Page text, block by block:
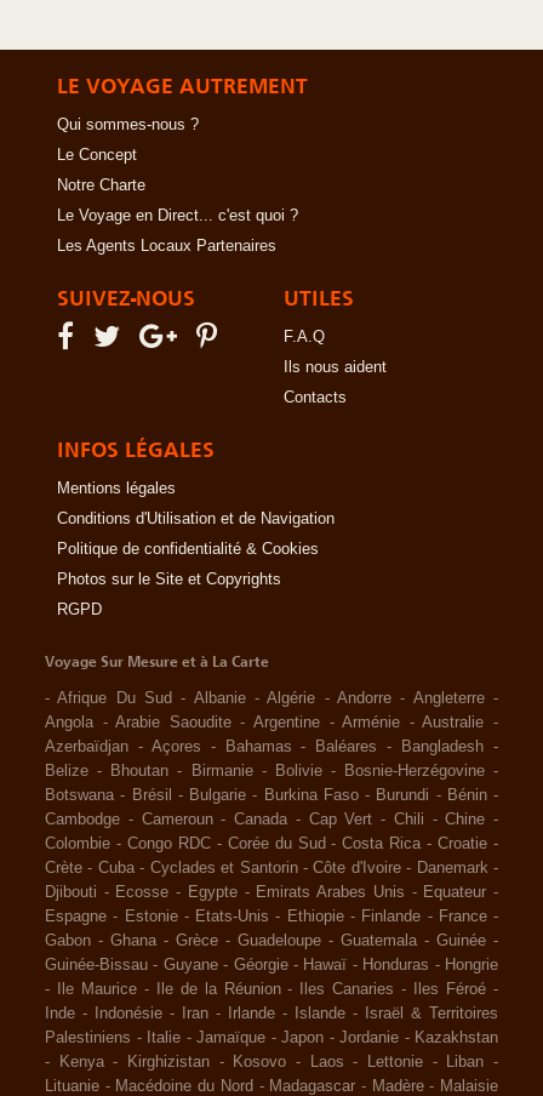
LE VOYAGE AUTREMENT
Qui sommes-nous ?
Le Concept
Notre Charte
Le Voyage en Direct... c'est quoi ?
Les Agents Locaux Partenaires
SUIVEZ-NOUS UTILES
F.A.Q
Ils nous aident
Contacts
INFOS LÉGALES
Mentions légales
Conditions d'Utilisation et de Navigation
Politique de confidentialité & Cookies
Photos sur le Site et Copyrights
RGPD
Voyage Sur Mesure et à La Carte
-Afrique Du Sud - Albanie -Algérie -Andorre - Angleterre -
Angola -Arabie Saoudite -Argentine -Arménie -Australie -
Azerbaïdjan - Açores - Bahamas - Baléares - Bangladesh -
Belize - Bhoutan - Birmanie - Bolivie - Bosnie-Herzégovine -
Botswana - Brésil - Bulgarie - Burkina Faso - Burundi - Bénin -
Cambodge - Cameroun - Canada - Cap Vert - Chili -Chine -
Colombie - Congo RDC - Corée du Sud -Costa Rica -Croatie -
Crète - Cuba - Cyclades et Santorin -Côte d'Ivoire - Danemark -
Djibouti - Ecosse - Egypte - Emirats Arabes Unis - Equateur -
Espagne - Estonie - Etats-Unis - Ethiopie - Finlande - France -
Gabon - Ghana - Grèce - Guadeloupe - Guatemala - Guinée -
Guinée-Bissau - Guyane - Géorgie - Hawaï - Honduras - Hongrie
-
Ile Maurice - Ile de la Réunion - Iles Canaries - Iles Féroé -
Inde - Indonésie - Iran - Irlande - Islande -
Israël & Territoires
Palestiniens - Italie - Jamaïque - Japon - Jordanie - Kazakhstan
-
Kenya - Kirghizistan - Kosovo - Laos - Lettonie - Liban -
Lituanie - Macédoine du Nord - Madagascar - Madère - Malaisie